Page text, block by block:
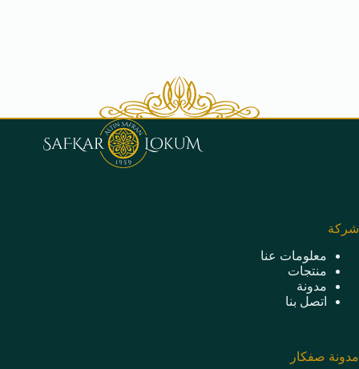
شركة
معلومات عنا
منتجات
مدونة
اتصل بنا
مدونة صفكار